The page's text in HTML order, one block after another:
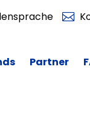
Partner